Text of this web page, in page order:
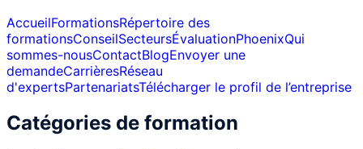
AccueilFormationsRépertoire des
formationsConseilSecteursÉvaluationPhoenixQui
sommes-nousContactBlogEnvoyer une
demandeCarrièresRéseau
d'expertsPartenariatsTélécharger le profil de l’entreprise
Catégories de formation